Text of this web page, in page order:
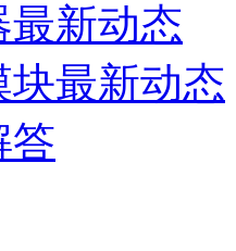
最新动态
块最新动态
答